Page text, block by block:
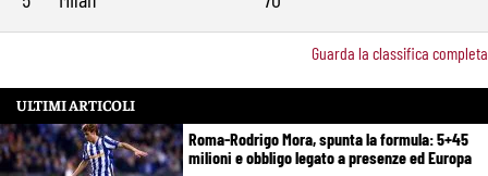
Guarda la classifica completa
ULTIMI ARTICOLI
Roma-Rodrigo Mora, spunta la formula: 5+45
milioni e obbligo legato a presenze ed Europa